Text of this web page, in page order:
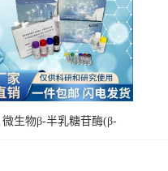
微生物β-半乳糖苷酶(β-